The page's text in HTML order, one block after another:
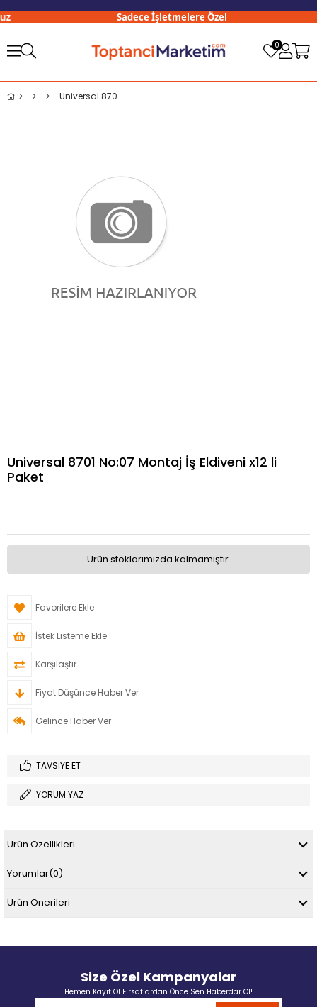
Sadece İşletmelere Özel
0
Universal 8701 No:07 Montaj İş Eldiveni x12 li Paket
Universal 8701 No:07 Montaj İş Eldiveni x12 li
Paket
Ürün stoklarımızda kalmamıştır.
Favorilere Ekle
İstek Listeme Ekle
Karşılaştır
Fiyat Düşünce Haber Ver
Gelince Haber Ver
TAVSIYE ET
YORUM YAZ
Ürün Özellikleri
Yorumlar(0)
Ürün Önerileri
Size Özel Kampanyalar
Hemen Kayıt Ol Fırsatlardan Önce Sen Haberdar Ol!